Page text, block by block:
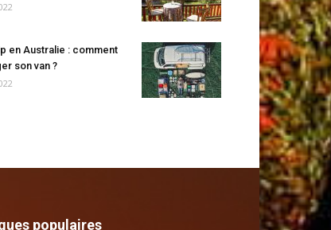
en Australie : comment
son van ?
populaires